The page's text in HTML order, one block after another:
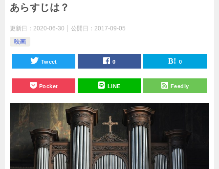
あらすじは？
更新日： 2020-06-30 公開日： 2017-09-05
映画
Tweet 0 0
Pocket LINE Feedly